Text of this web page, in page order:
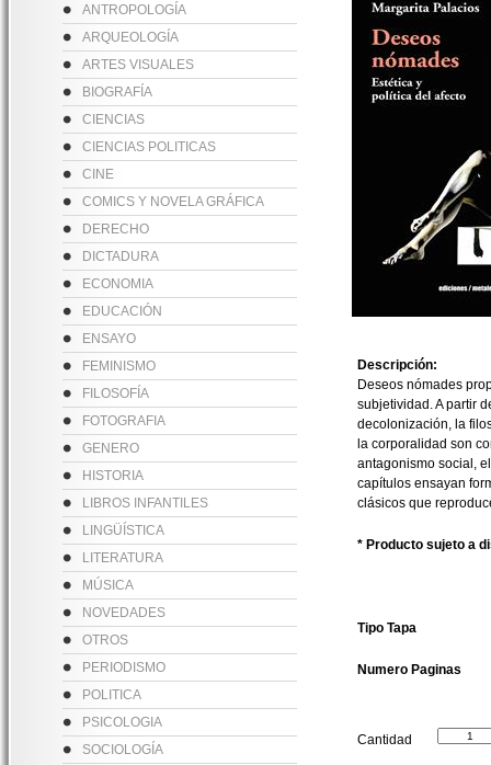
ANTROPOLOGÍA
ARQUEOLOGÍA
ARTES VISUALES
BIOGRAFÍA
CIENCIAS
CIENCIAS POLITICAS
CINE
COMICS Y NOVELA GRÁFICA
DERECHO
DICTADURA
ECONOMIA
EDUCACIÓN
ENSAYO
FEMINISMO
FILOSOFÍA
FOTOGRAFIA
GENERO
HISTORIA
LIBROS INFANTILES
LINGÜÍSTICA
LITERATURA
MÚSICA
NOVEDADES
OTROS
PERIODISMO
POLITICA
PSICOLOGIA
SOCIOLOGÍA
Descripción:
Deseos nómades
subjetividad. A partir
decolonización, la
la corporalidad son
antagonismo social,
capítulos ensayan
clásicos que
* Producto sujeto a
Tipo Tapa
Numero Paginas
Cantidad